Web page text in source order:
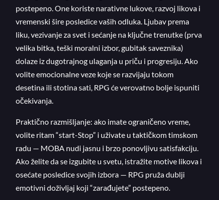
postepeno. One koriste narativne lukove, razvoj likova i
vremenski šire posledice vaših odluka. Ljubav prema
liku, vezivanje za svet i sećanje na ključne trenutke (prva
velika bitka, teški moralni izbor, gubitak saveznika)
dolaze iz dugotrajnog ulaganja u priču i progresiju. Ako
volite emocionalne veze koje se razvijaju tokom
desetina ili stotina sati, RPG će verovatno bolje ispuniti
očekivanja.
Praktično razmišljanje: ako imate ograničeno vreme,
volite ritam “start-Stop” i uživate u taktičkom timskom
radu — MOBA nudi jasnu i brzo ponovljivu satisfakciju.
Ako želite da se izgubite u svetu, istražite motive likova i
osećate posledice svojih izbora — RPG pruža dublji
emotivni doživljaj koji “zarađujete” postepeno.